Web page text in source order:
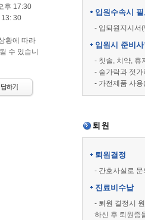
후 17:30
13: 30
황에 따라
수 있습니
입원수속시
- 입퇴원지시서
입원시 준비
- 칫솔, 치약, 휴
- 숟가락과 젓
- 가전제품 사
퇴원결정
- 간호사실로
진료비수납
- 퇴원 결정시
하신 후 퇴원증